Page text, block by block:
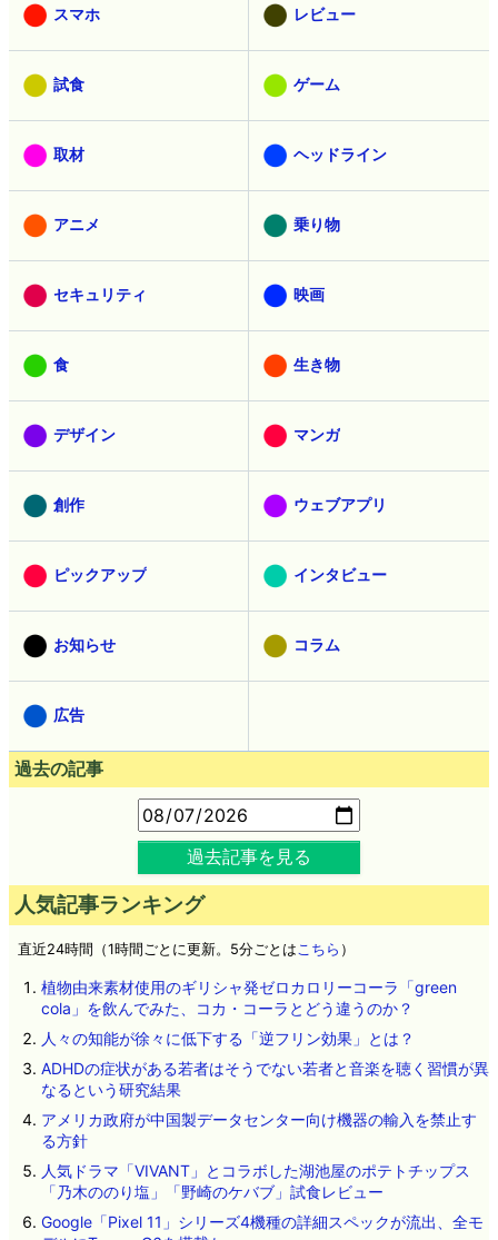
スマホ レビュー
試食 ゲーム
取材 ヘッドライン
アニメ 乗り物
セキュリティ 映画
食 生き物
デザイン マンガ
創作 ウェブアプリ
ピックアップ インタビュー
お知らせ コラム
広告
過去の記事
過去記事を見る
人気記事ランキング
直近24時間（1時間ごとに更新。5分ごとはこちら ）
植物由来素材使用のギリシャ発ゼロカロリーコーラ「green
cola」を飲んでみた、コカ・コーラとどう違うのか？
人々の知能が徐々に低下する「逆フリン効果」とは？
ADHDの症状がある若者はそうでない若者と音楽を聴く習慣が異
なるという研究結果
アメリカ政府が中国製データセンター向け機器の輸入を禁止す
る方針
人気ドラマ「VIVANT」とコラボした湖池屋のポテトチップス
「乃木ののり塩」「野崎のケバブ」試食レビュー
Google「Pixel 11」シリーズ4機種の詳細スペックが流出、全モ